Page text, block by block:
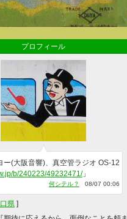
プロフィール
ー(大阪音響)、真空管ラジオ OS-12
b/240223/49232471/」
何シテル？ 08/07 00:06
県 ]